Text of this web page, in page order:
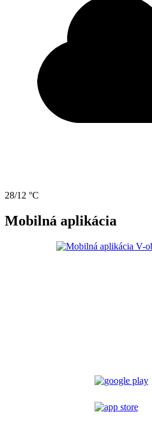
28/12 °C
Mobilná aplikácia